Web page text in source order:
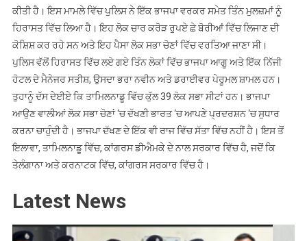
ਕਰੋੜ
ਰੁਪਏ
ਵਿੱਚ
ਪਾ
ਕੇ
ਲਿਜਾ
ਰਹੇ
ਭਾਜਪਾ
ਕੀਤੀ ਹੈ। ਇਸ ਮਾਮਲੇ ਵਿੱਚ ਪੁਲਿਸ ਨੇ ਇੱਕ ਭਾਜਪਾ ਵਰਕਰ ਸਮੇਤ ਤਿੰਨ ਮੁਲਜ਼ਮਾਂ ਨੂੰ
ਹਿਰਾਸਤ ਵਿੱਚ ਲਿਆ ਹੈ। ਇਹ ਲੋਕ ਚਾਰ ਕਰੋੜ ਰੁਪਏ ਛੇ ਬੋਰੀਆਂ ਵਿੱਚ ਲਿਜਾਣ ਦੀ
ਕੋਸ਼ਿਸ਼ ਕਰ ਰਹੇ ਸਨ ਅਤੇ ਇਹ ਪੈਸਾ ਲੋਕ ਸਭਾ ਚੋਣਾਂ ਵਿੱਚ ਵਰਤਿਆ ਜਾਣਾ ਸੀ।
ਪੁਲਿਸ ਵੱਲੋਂ ਹਿਰਾਸਤ ਵਿੱਚ ਲਏ ਗਏ ਤਿੰਨ ਲੋਕਾਂ ਵਿੱਚ ਭਾਜਪਾ ਆਗੂ ਅਤੇ ਇੱਕ ਨਿੱਜੀ
ਹੋਟਲ ਦੇ ਮੈਨੇਜਰ ਸਤੀਸ਼, ਉਸਦਾ ਭਰਾ ਨਵੀਨ ਅਤੇ ਡਰਾਈਵਰ ਪੇਰੂਮਲ ਸ਼ਾਮਲ ਹਨ।
ਤੁਹਾਨੂੰ ਦੱਸ ਦੇਈਏ ਕਿ ਤਾਮਿਲਨਾਡੂ ਵਿੱਚ ਕੁੱਲ 39 ਲੋਕ ਸਭਾ ਸੀਟਾਂ ਹਨ। ਭਾਜਪਾ
ਆਉਣ ਵਾਲੀਆਂ ਲੋਕ ਸਭਾ ਚੋਣਾਂ ‘ਚ ਦੱਖਣੀ ਭਾਰਤ ‘ਚ ਆਪਣੇ ਪ੍ਰਦਰਸ਼ਨ ‘ਚ ਸੁਧਾਰ
ਕਰਨਾ ਚਾਹੁੰਦੀ ਹੈ। ਭਾਜਪਾ ਦੱਖਣ ਦੇ ਇੱਕ ਵੀ ਰਾਜ ਵਿੱਚ ਸੱਤਾ ਵਿੱਚ ਨਹੀਂ ਹੈ। ਇਸ ਤੋਂ
ਇਲਾਵਾ, ਤਾਮਿਲਨਾਡੂ ਵਿੱਚ, ਕਾਂਗਰਸ ਡੀਐਮਕੇ ਦੇ ਨਾਲ ਸਰਕਾਰ ਵਿੱਚ ਹੈ, ਜਦੋਂ ਕਿ
ਤੇਲੰਗਾਨਾ ਅਤੇ ਕਰਨਾਟਕ ਵਿੱਚ, ਕਾਂਗਰਸ ਸਰਕਾਰ ਵਿੱਚ ਹੈ।
Latest News